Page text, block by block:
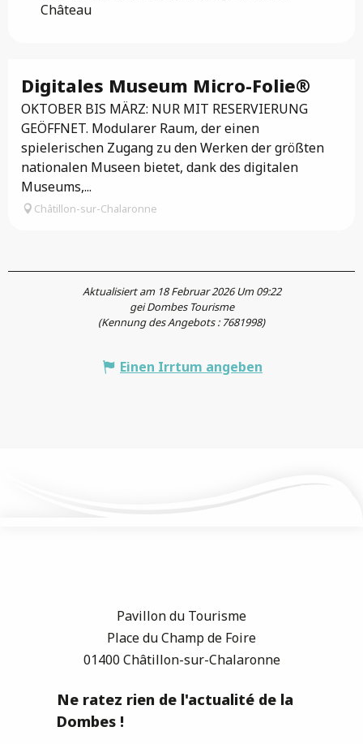
Château
Digitales Museum Micro-Folie®
OKTOBER BIS MÄRZ: NUR MIT RESERVIERUNG
GEÖFFNET. Modularer Raum, der einen
spielerischen Zugang zu den Werken der größten
nationalen Museen bietet, dank des digitalen
Museums,...
Châtillon-sur-Chalaronne
Aktualisiert am 18 Februar 2026 Um 09:22
gei Dombes Tourisme
(Kennung des Angebots : 7681998)
Einen Irrtum angeben
Pavillon du Tourisme
Place du Champ de Foire
01400 Châtillon-sur-Chalaronne
Ne ratez rien de l'actualité de la
Dombes !